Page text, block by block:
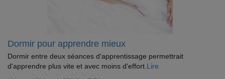
Dormir pour apprendre mieux
Dormir entre deux séances d'apprentissage permettrait
d'apprendre plus vite et avec moins d'effort. Lire